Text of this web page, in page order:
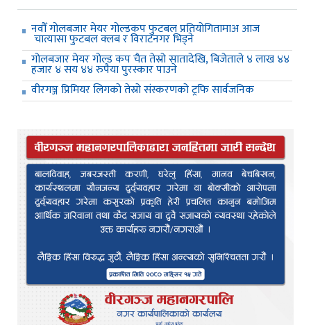
नवौँ गोलबजार मेयर गोल्डकप फुटबल प्रतियोगितामाअ आज
चात्यासा फुटबल क्लब र विराटनगर भिड्ने
गोलबजार मेयर गोल्ड कप चैत तेस्रो सातादेखि, बिजेताले ४ लाख ४४
हजार ४ सय ४४ रुपैया पुरस्कार पाउने
वीरगञ्ज प्रिमियर लिगको तेस्रो संस्करणको ट्रफि सार्वजनिक